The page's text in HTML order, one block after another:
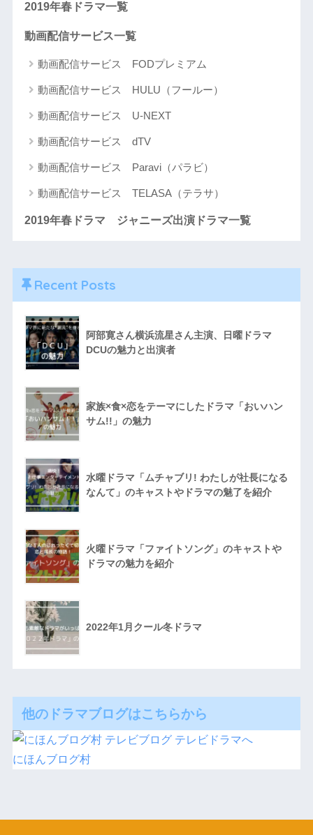
2019年春ドラマ一覧
動画配信サービス一覧
動画配信サービス FODプレミアム
動画配信サービス HULU（フールー）
動画配信サービス U-NEXT
動画配信サービス dTV
動画配信サービス Paravi（パラビ）
動画配信サービス TELASA（テラサ）
2019年春ドラマ ジャニーズ出演ドラマ一覧
Recent Posts
阿部寛さん横浜流星さん主演、日曜ドラマ
DCUの魅力と出演者
家族×食×恋をテーマにしたドラマ「おいハン
サム!!」の魅力
水曜ドラマ「ムチャブリ! わたしが社長になる
なんて」のキャストやドラマの魅了を紹介
火曜ドラマ「ファイトソング」のキャストや
ドラマの魅力を紹介
2022年1月クール冬ドラマ
他のドラマブログはこちらから
にほんブログ村